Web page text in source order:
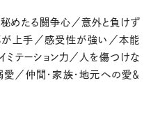
めたる闘争心／意外と負けず
上手／感受性が強い／本能
テーション力／人を傷つけな
／仲間・家族・地元への愛＆